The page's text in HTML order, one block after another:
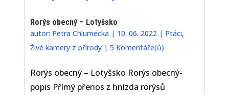
Rorýs obecný – Lotyšsko
autor: Petra Chlumecka | 10. 06. 2022 | Ptáci,
Živé kamery z přírody |5 Komentáře(ů)
Rorýs obecný – Lotyšsko Rorýs obecný-
popis Přímý přenos z hnízda rorýsů